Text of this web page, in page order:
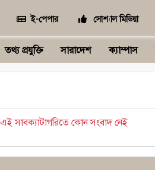
ই-পেপার সোশ্যাল মিডিয়া
তথ্য প্রযুক্তি সারাদেশ ক্যাম্পাস
এই সাবক্যাটাগরিতে কোন সংবাদ নেই